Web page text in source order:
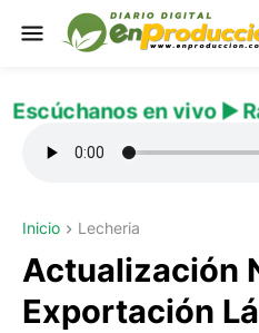
Escúchanos en vivo ▶️
Inicio Lecheria
Actualización
Exportación